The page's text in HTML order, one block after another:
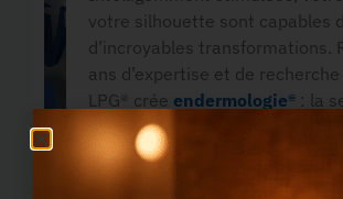
votre silhouette sont capables
d’incroyables transformations.
ans d’expertise et de
LPG® crée endermologie® : la
technique non-invasive de
En savoir plus